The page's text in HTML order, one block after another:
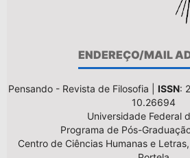
ENDEREÇO/MAIL
Pensando - Revista de Filosofia | ISSN:
10.26694
Universidade Federal
Programa de Pós-
Centro de Ciências Humanas e